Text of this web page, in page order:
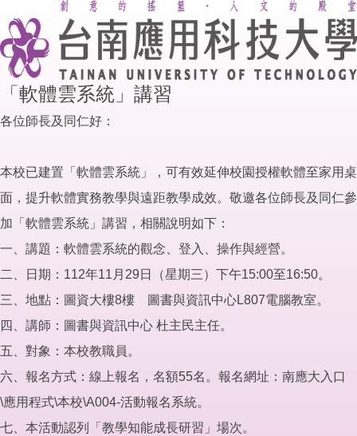
「軟體雲系統」講習
各位師長及同仁好：
本校已建置「軟體雲系統」，可有效延伸校園授權軟體至家用桌
面，提升軟體實務教學與遠距教學成效。敬邀各位師長及同仁參
加「軟體雲系統」講習，相關說明如下：
一、講題：軟體雲系統的觀念、登入、操作與經營。
二、日期：112年11月29日（星期三）下午15:00至16:50。
三、地點：圖資大樓8樓 圖書與資訊中心L807電腦教室。
四、講師：圖書與資訊中心 杜主民主任。
五、對象：本校教職員。
六、報名方式：線上報名，名額55名。報名網址：南應大入口
\應用程式\本校\A004-活動報名系統。
七、本活動認列「教學知能成長研習」場次。